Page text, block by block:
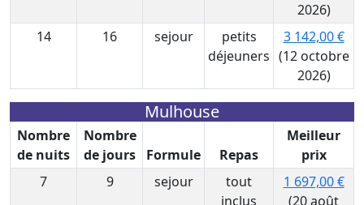
2026)
14
16 sejour
petits
déjeuners
3 142,00 €
(12 octobre
2026)
Mulhouse
Nombre
de nuits
Nombre
de jours
Formule Repas
Meilleur
prix
7
9 sejour
tout
inclus
1 697,00 €
(20 août